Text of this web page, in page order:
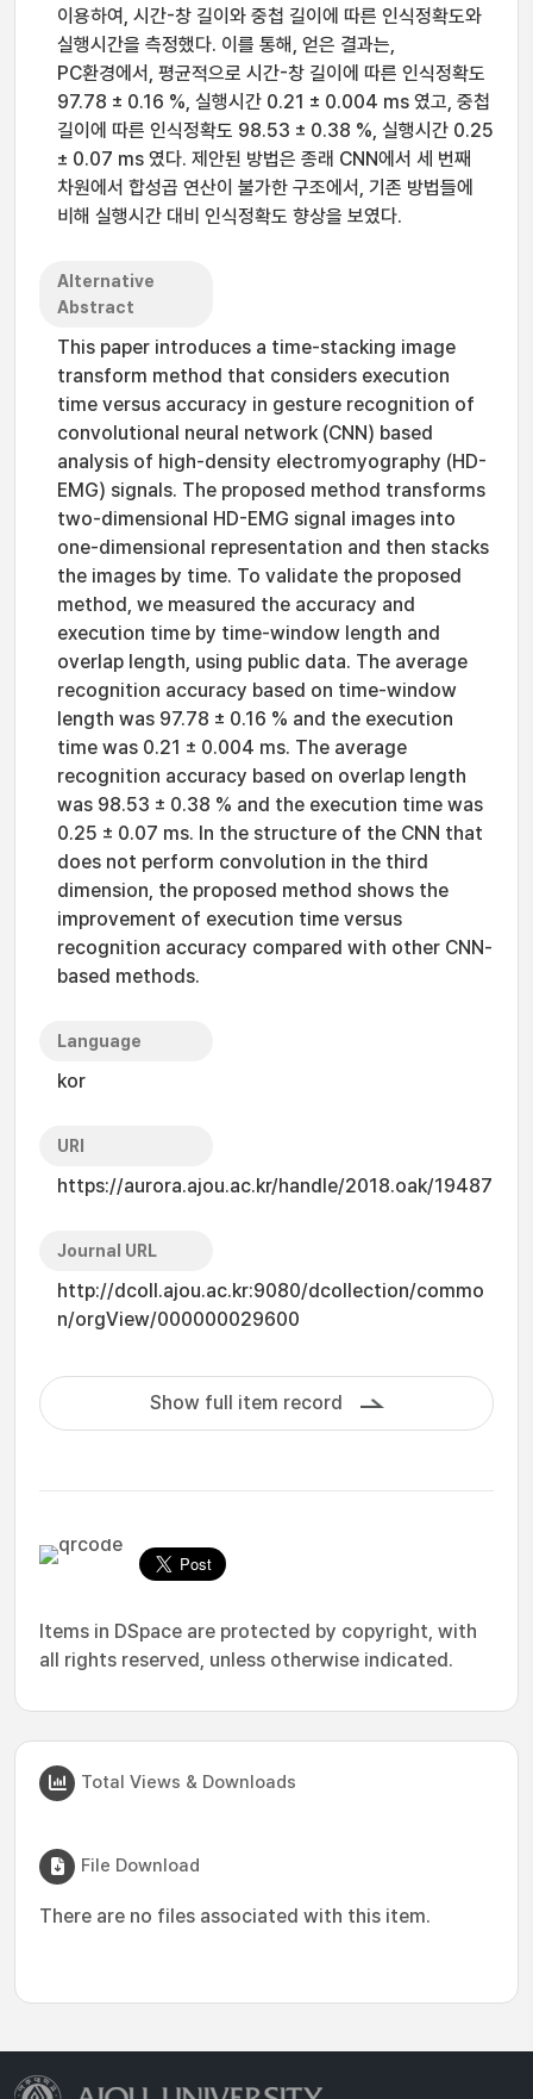
이용하여, 시간-창 길이와 중첩 길이에 따른 인식정확도와
실행시간을 측정했다. 이를 통해, 얻은 결과는,
PC환경에서, 평균적으로 시간-창 길이에 따른 인식정확도
97.78 ± 0.16 %, 실행시간 0.21 ± 0.004 ms 였고, 중첩
길이에 따른 인식정확도 98.53 ± 0.38 %, 실행시간 0.25
± 0.07 ms 였다. 제안된 방법은 종래 CNN에서 세 번째
차원에서 합성곱 연산이 불가한 구조에서, 기존 방법들에
비해 실행시간 대비 인식정확도 향상을 보였다.
Alternative
Abstract
This paper introduces a time-stacking image
transform method that considers execution
time versus accuracy in gesture recognition of
convolutional neural network (CNN) based
analysis of high-density electromyography (HD-
EMG) signals. The proposed method transforms
two-dimensional HD-EMG signal images into
one-dimensional representation and then stacks
the images by time. To validate the proposed
method, we measured the accuracy and
execution time by time-window length and
overlap length, using public data. The average
recognition accuracy based on time-window
length was 97.78 ± 0.16 % and the execution
time was 0.21 ± 0.004 ms. The average
recognition accuracy based on overlap length
was 98.53 ± 0.38 % and the execution time was
0.25 ± 0.07 ms. In the structure of the CNN that
does not perform convolution in the third
dimension, the proposed method shows the
improvement of execution time versus
recognition accuracy compared with other CNN-
based methods.
Language
kor
URI
https://aurora.ajou.ac.kr/handle/2018.oak/19487
Journal URL
http://dcoll.ajou.ac.kr:9080/dcollection/commo
n/orgView/000000029600
Show full item record
Items in DSpace are protected by copyright, with
all rights reserved, unless otherwise indicated.
Total Views & Downloads
File Download
There are no files associated with this item.